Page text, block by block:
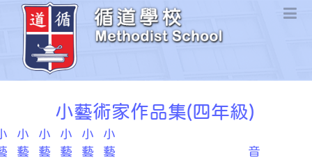
小藝術家作品集(四年級)
小
藝
小
藝
小
藝
小
藝
小
藝
音